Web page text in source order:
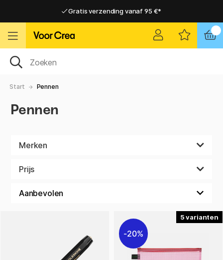
Gratis verzending vanaf 95 €*
Gratis verzending vanaf 95 €*
Start Pennen
Pennen
Merken
Prijs
5
20%